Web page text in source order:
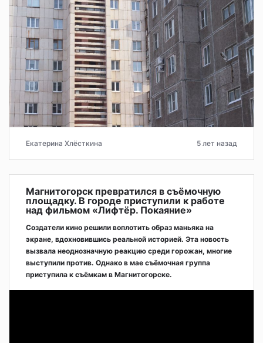
Екатерина Хлёсткина 5 лет назад
Магнитогорск превратился в съёмочную
площадку. В городе приступили к работе
над фильмом «Лифтёр. Покаяние»
Создатели кино решили воплотить образ маньяка на
экране, вдохновившись реальной историей. Эта новость
вызвала неоднозначную реакцию среди горожан, многие
выступили против. Однако в мае съёмочная группа
приступила к съёмкам в Магнитогорске.